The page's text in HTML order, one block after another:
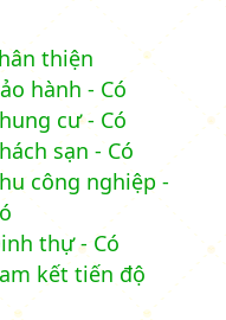
thiện
hành - Có
cư - Có
sạn - Có
công nghiệp -
thự - Có
kết tiến độ